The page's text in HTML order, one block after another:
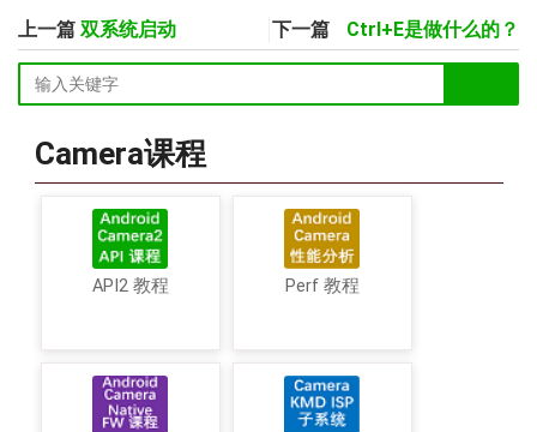
上一篇 双系统启动 下一篇 Ctrl+E是做什么的？
Camera课程
API2 教程 Perf 教程